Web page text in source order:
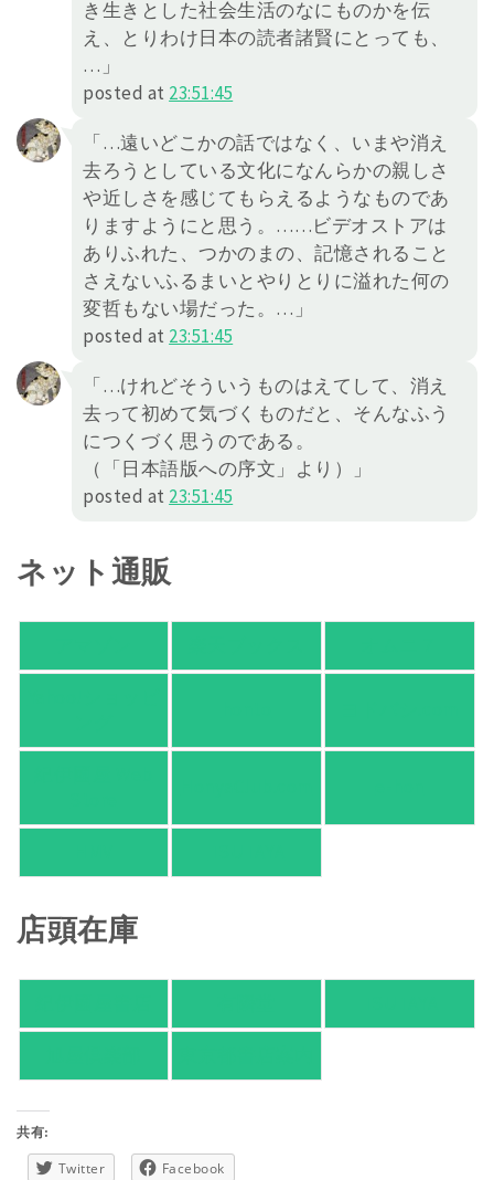
き生きとした社会生活のなにものかを伝
え、とりわけ日本の読者諸賢にとっても、
…」
posted at 23:51:45
「…遠いどこかの話ではなく、いまや消え
去ろうとしている文化になんらかの親しさ
や近しさを感じてもらえるようなものであ
りますようにと思う。……ビデオストアは
ありふれた、つかのまの、記憶されること
さえないふるまいとやりとりに溢れた何の
変哲もない場だった。…」
posted at 23:51:45
「…けれどそういうものはえてして、消え
去って初めて気づくものだと、そんなふう
につくづく思うのである。
（「日本語版への序文」より）」
posted at 23:51:45
ネット通販
店頭在庫
共有:
Twitter Facebook